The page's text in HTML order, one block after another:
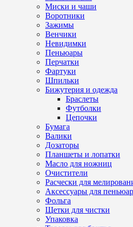
Миски и чаши
Воротники
Зажимы
Венчики
Невидимки
Пеньюары
Перчатки
Фартуки
Шпильки
Бижутерия и одежда
Браслеты
Футболки
Цепочки
Бумага
Валики
Дозаторы
Планшеты и лопатки
Масло для ножниц
Очистители
Расчески для
Аксессуары для
Фольга
Щетки для чистки
Упаковка